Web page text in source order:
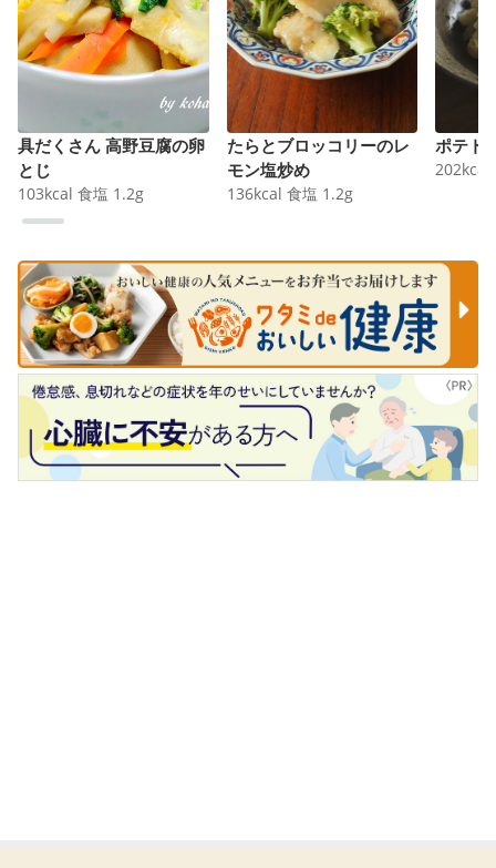
具だくさん 高野豆腐の卵
とじ
103kcal 食塩 1.2g
たらとブロッコリーのレ
モン塩炒め
136kcal 食塩 1.2g
ポテト
202kcal